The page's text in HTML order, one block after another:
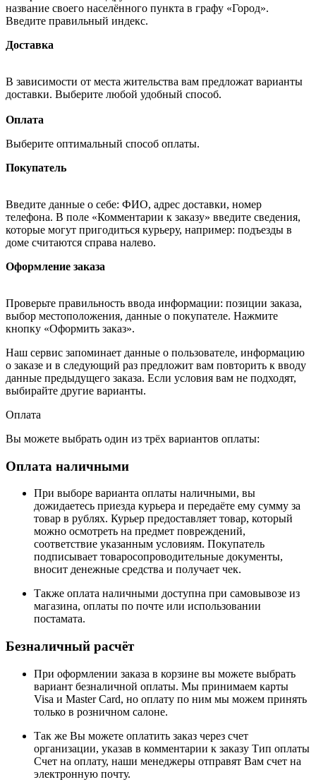
название своего населённого пункта в графу «Город».
Введите правильный индекс.
Доставка
В зависимости от места жительства вам предложат варианты
доставки. Выберите любой удобный способ.
Оплата
Выберите оптимальный способ оплаты.
Покупатель
Введите данные о себе: ФИО, адрес доставки, номер
телефона. В поле «Комментарии к заказу» введите сведения,
которые могут пригодиться курьеру, например: подъезды в
доме считаются справа налево.
Оформление заказа
Проверьте правильность ввода информации: позиции заказа,
выбор местоположения, данные о покупателе. Нажмите
кнопку «Оформить заказ».
Наш сервис запоминает данные о пользователе, информацию
о заказе и в следующий раз предложит вам повторить к вводу
данные предыдущего заказа. Если условия вам не подходят,
выбирайте другие варианты.
Оплата
Вы можете выбрать один из трёх вариантов оплаты:
Оплата наличными
При выборе варианта оплаты наличными, вы
дожидаетесь приезда курьера и передаёте ему сумму за
товар в рублях. Курьер предоставляет товар, который
можно осмотреть на предмет повреждений,
соответствие указанным условиям. Покупатель
подписывает товаросопроводительные документы,
вносит денежные средства и получает чек.
Также оплата наличными доступна при самовывозе из
магазина, оплаты по почте или использовании
постамата.
Безналичный расчёт
При оформлении заказа в корзине вы можете выбрать
вариант безналичной оплаты. Мы принимаем карты
Visa и Master Card, но оплату по ним мы можем принять
только в розничном салоне.
Так же Вы можете оплатить заказ через счет
организации, указав в комментарии к заказу Тип оплаты
Счет на оплату, наши менеджеры отправят Вам счет на
электронную почту.